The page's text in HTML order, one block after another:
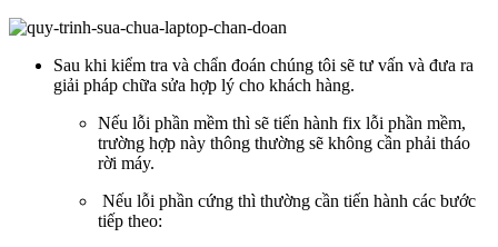
Sau khi kiểm tra và chẩn đoán chúng tôi sẽ tư vấn và đưa ra
giải pháp chữa sửa hợp lý cho khách hàng.
Nếu lỗi phần mềm thì sẽ tiến hành fix lỗi phần mềm,
trường hợp này thông thường sẽ không cần phải tháo
rời máy.
Nếu lỗi phần cứng thì thường cần tiến hành các bước
tiếp theo: